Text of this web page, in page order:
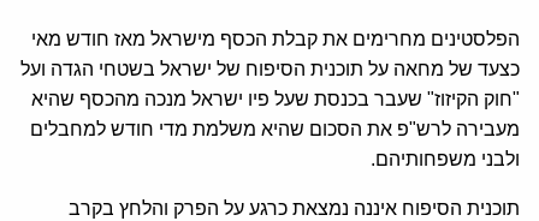
הפלסטינים מחרימים את קבלת הכסף מישראל מאז חודש מאי
כצעד של מחאה על תוכנית הסיפוח של ישראל בשטחי הגדה ועל
"חוק הקיזוז" שעבר בכנסת שעל פיו ישראל מנכה מהכסף שהיא
מעבירה לרש"פ את הסכום שהיא משלמת מדי חודש למחבלים
ולבני משפחותיהם.
תוכנית הסיפוח איננה נמצאת כרגע על הפרק והלחץ בקרב